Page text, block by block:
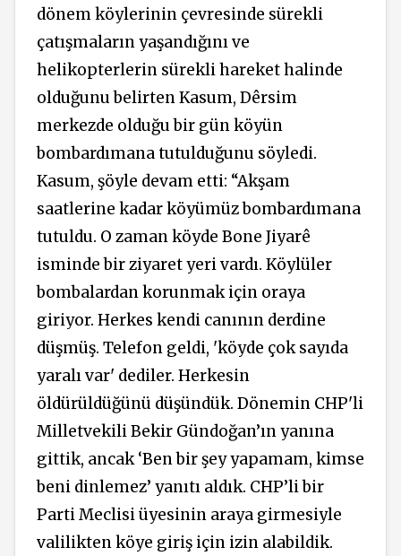
dönem köylerinin çevresinde sürekli
çatışmaların yaşandığını ve
helikopterlerin sürekli hareket halinde
olduğunu belirten Kasum, Dêrsim
merkezde olduğu bir gün köyün
bombardımana tutulduğunu söyledi.
Kasum, şöyle devam etti: “Akşam
saatlerine kadar köyümüz bombardımana
tutuldu. O zaman köyde Bone Jiyarê
isminde bir ziyaret yeri vardı. Köylüler
bombalardan korunmak için oraya
giriyor. Herkes kendi canının derdine
düşmüş. Telefon geldi, 'köyde çok sayıda
yaralı var' dediler. Herkesin
öldürüldüğünü düşündük. Dönemin CHP'li
Milletvekili Bekir Gündoğan’ın yanına
gittik, ancak ‘Ben bir şey yapamam, kimse
beni dinlemez’ yanıtı aldık. CHP’li bir
Parti Meclisi üyesinin araya girmesiyle
valilikten köye giriş için izin alabildik.